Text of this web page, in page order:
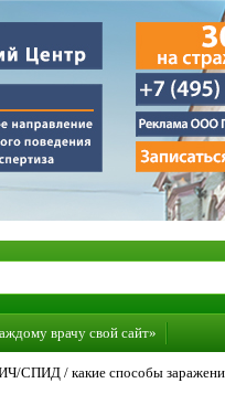
врачу свой сайт»
СПИД / какие способы